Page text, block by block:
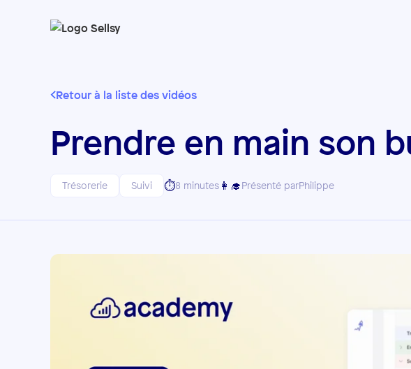
Retour à la liste des vidéos
Prendre en main son
Trésorerie Suivi ⏱️8 minutes 👩‍🎓Présenté parPhilippe